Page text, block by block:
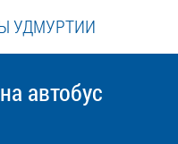
УДМУРТИИ
на автобус